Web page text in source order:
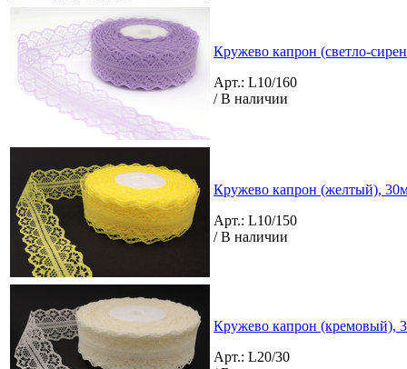
Кружево капрон (светло-
Арт.: L10/160
/ В наличии
Кружево капрон (желтый),
Арт.: L10/150
/ В наличии
Кружево капрон (кремовый),
Арт.: L20/30